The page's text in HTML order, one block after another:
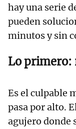
hay una serie
pueden
minutos y sin
Lo primero:
Es el culpable
pasa por alto.
agujero donde